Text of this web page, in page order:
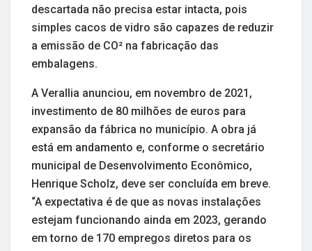
descartada não precisa estar intacta, pois
simples cacos de vidro são capazes de reduzir
a emissão de CO² na fabricação das
embalagens.
A Verallia anunciou, em novembro de 2021,
investimento de 80 milhões de euros para
expansão da fábrica no município. A obra já
está em andamento e, conforme o secretário
municipal de Desenvolvimento Econômico,
Henrique Scholz, deve ser concluída em breve.
“A expectativa é de que as novas instalações
estejam funcionando ainda em 2023, gerando
em torno de 170 empregos diretos para os